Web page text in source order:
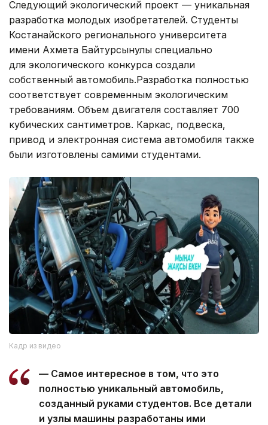
Следующий экологический проект — уникальная
разработка молодых изобретателей. Студенты
Костанайского регионального университета
имени Ахмета Байтурсынулы специально
для экологического конкурса создали
собственный автомобиль.Разработка полностью
соответствует современным экологическим
требованиям. Объем двигателя составляет 700
кубических сантиметров. Каркас, подвеска,
привод и электронная система автомобиля также
были изготовлены самими студентами.
Кадр из видео
— Самое интересное в том, что это
полностью уникальный автомобиль,
созданный руками студентов. Все детали
и узлы машины разработаны ими